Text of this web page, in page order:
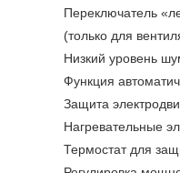
Переключатель
(только для
Низкий уровень
Функция
Защита
Нагревательные
Термостат для